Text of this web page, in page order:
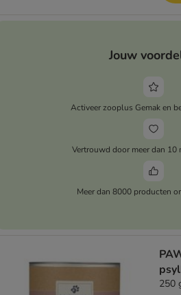
Jouw
Activeer zooplus Gemak en
Vertrouwd door meer dan 10
Meer dan 8000 producten
250